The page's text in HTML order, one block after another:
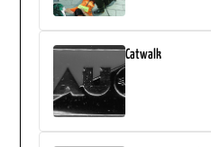
Catwalk